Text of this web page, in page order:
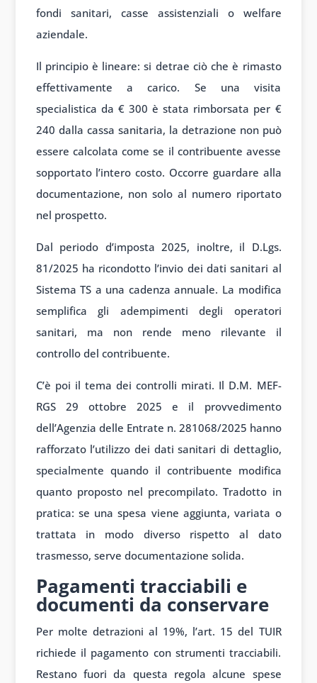
fondi sanitari, casse assistenziali o welfare
aziendale.
Il principio è lineare: si detrae ciò che è rimasto
effettivamente a carico. Se una visita
specialistica da € 300 è stata rimborsata per €
240 dalla cassa sanitaria, la detrazione non può
essere calcolata come se il contribuente avesse
sopportato l’intero costo. Occorre guardare alla
documentazione, non solo al numero riportato
nel prospetto.
Dal periodo d’imposta 2025, inoltre, il D.Lgs.
81/2025 ha ricondotto l’invio dei dati sanitari al
Sistema TS a una cadenza annuale. La modifica
semplifica gli adempimenti degli operatori
sanitari, ma non rende meno rilevante il
controllo del contribuente.
C’è poi il tema dei controlli mirati. Il D.M. MEF-
RGS 29 ottobre 2025 e il provvedimento
dell’Agenzia delle Entrate n. 281068/2025 hanno
rafforzato l’utilizzo dei dati sanitari di dettaglio,
specialmente quando il contribuente modifica
quanto proposto nel precompilato. Tradotto in
pratica: se una spesa viene aggiunta, variata o
trattata in modo diverso rispetto al dato
trasmesso, serve documentazione solida.
Pagamenti tracciabili e
documenti da conservare
Per molte detrazioni al 19%, l’art. 15 del TUIR
richiede il pagamento con strumenti tracciabili.
Restano fuori da questa regola alcune spese